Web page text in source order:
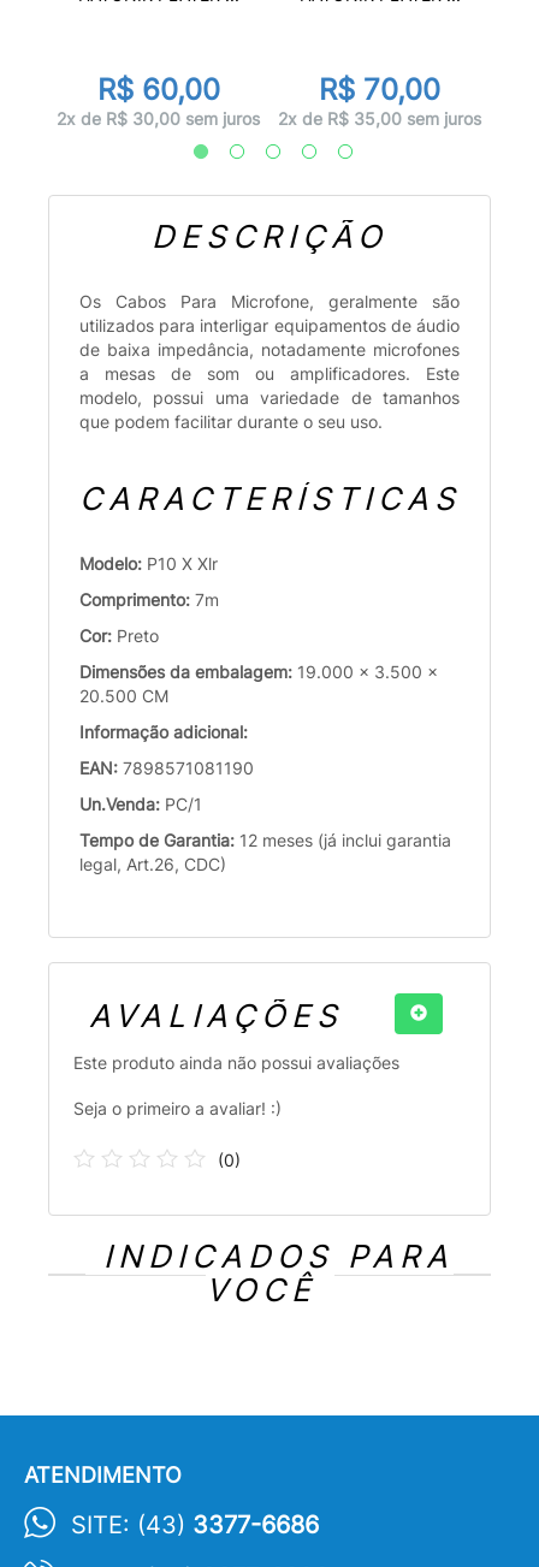
R$ 60,00
2x de R$ 30,00 sem juros
R$ 70,00
2x de R$ 35,00 sem juros
DESCRIÇÃO
Os Cabos Para Microfone, geralmente são
utilizados para interligar equipamentos de áudio
de baixa impedância, notadamente microfones
a mesas de som ou amplificadores. Este
modelo, possui uma variedade de tamanhos
que podem facilitar durante o seu uso.
CARACTERÍSTICAS
Modelo: P10 X Xlr
Comprimento: 7m
Cor: Preto
Dimensões da embalagem: 19.000 x 3.500 x
20.500 CM
Informação adicional:
EAN: 7898571081190
Un.Venda: PC/1
Tempo de Garantia: 12 meses (já inclui garantia
legal, Art.26, CDC)
AVALIAÇÕES
Este produto ainda não possui avaliações
Seja o primeiro a avaliar! :)
(0)
INDICADOS PARA
VOCÊ
ATENDIMENTO
SITE: (43) 3377-6686